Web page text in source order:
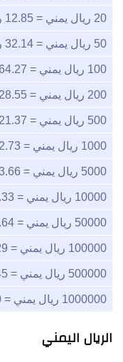
20 ريال يمني = 12.85 روبية نيبالية
50 ريال يمني = 32.14 روبية نيبالية
100 ريال يمني = 64.27 روبية نيبالية
200 ريال يمني = 128.55 روبية نيبالية
500 ريال يمني = 321.37 روبية نيبالية
1000 ريال يمني = 642.73 روبية نيبالية
5000 ريال يمني = 3,213.66 روبية نيبالية
10000 ريال يمني = 6,427.33 روبية نيبالية
50000 ريال يمني = 32,136.64 روبية نيبالية
100000 ريال يمني = 64,273.29 روبية نيبالية
500000 ريال يمني = 321,366.45 روبية نيبالية
1000000 ريال يمني = 642,732.90 روبية نيبالية
الريال اليمني